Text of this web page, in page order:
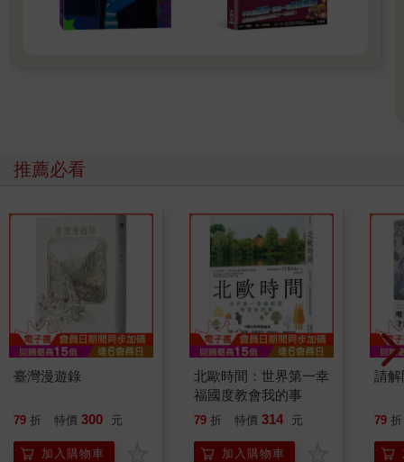
推薦必看
臺灣漫遊錄
79 折 特價 300 元
加入購物車
北歐時間：世界第一幸
福國度教會我的事
79 折 特價 314 元
加入購物車
請解
79 折